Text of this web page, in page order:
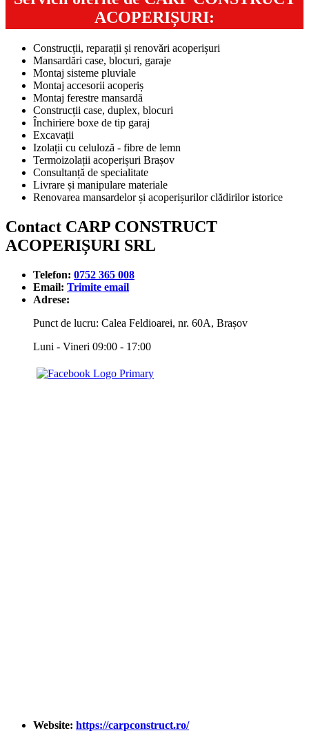
ACOPERIȘURI:
Construcții, reparații și renovări acoperișuri
Mansardări case, blocuri, garaje
Montaj sisteme pluviale
Montaj accesorii acoperiș
Montaj ferestre mansardă
Construcții case, duplex, blocuri
Închiriere boxe de tip garaj
Excavații
Izolații cu celuloză - fibre de lemn
Termoizolații acoperișuri Brașov
Consultanță de specialitate
Livrare și manipulare materiale
Renovarea mansardelor și acoperișurilor clădirilor istorice
Contact CARP CONSTRUCT
ACOPERIȘURI SRL
Telefon: 0752 365 008
Email: Trimite email
Adrese:
Punct de lucru: Calea Feldioarei, nr. 60A, Brașov
Luni - Vineri 09:00 - 17:00
Website: https://carpconstruct.ro/